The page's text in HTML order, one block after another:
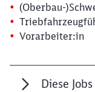
(Oberbau-
Vorarbeiter:in
Diese